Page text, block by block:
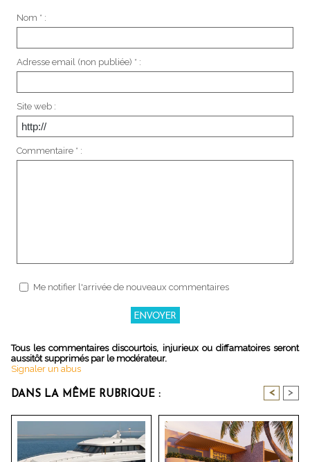
Nom * :
Adresse email (non publiée) * :
Site web :
Commentaire * :
Me notifier l'arrivée de nouveaux commentaires
Tous les commentaires discourtois, injurieux ou diffamatoires seront
aussitôt supprimés par le modérateur.
Signaler un abus
DANS LA MÊME RUBRIQUE : < >